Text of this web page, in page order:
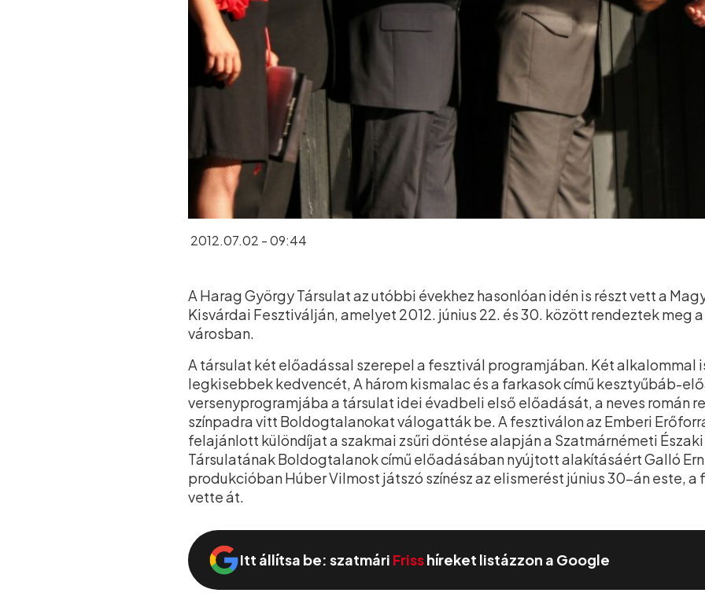
2012.07.02 - 09:44
A Harag György Társulat az utóbbi évekhez hasonlóan idén is részt vett a
Kisvárdai Fesztiválján, amelyet 2012. június 22. és 30. között rendeztek meg
városban.
A társulat két előadással szerepel a fesztivál programjában. Két alkalommal
legkisebbek kedvencét, A három kismalac és a farkasok című kesztyűbáb-
versenyprogramjába a társulat idei évadbeli első előadását, a neves román
színpadra vitt Boldogtalanokat válogatták be. A fesztiválon az Emberi
felajánlott különdíjat a szakmai zsűri döntése alapján a Szatmárnémeti
Társulatának Boldogtalanok című előadásában nyújtott alakításáért Galló
produkcióban Húber Vilmost játszó színész az elismerést június 30-án este,
vette át.
Itt állítsa be: szatmári Frisshíreket listázzon a Google